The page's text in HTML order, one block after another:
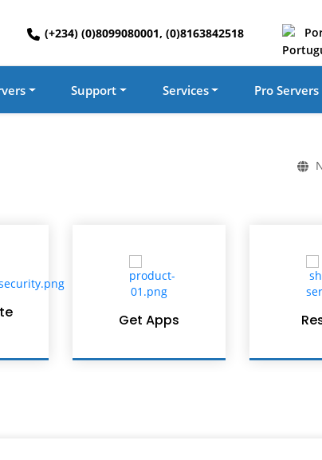
(+234) (0)8099080001, (0)8163842518
Support Services Pro Servers
Get Apps